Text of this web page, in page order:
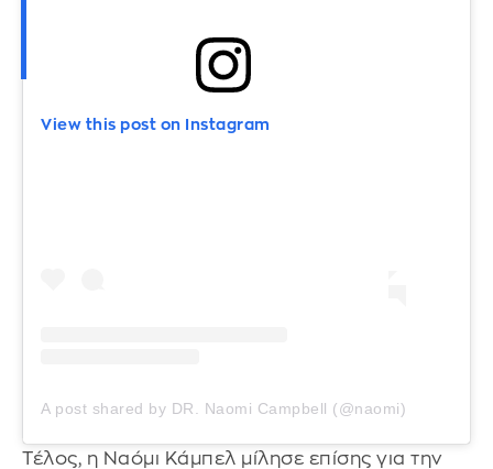
View this post on Instagram
A post shared by DR. Naomi Campbell (@naomi)
Τέλος, η Ναόμι Κάμπελ μίλησε επίσης για την